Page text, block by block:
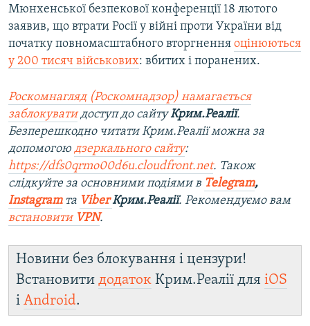
Мюнхенської безпекової конференції 18 лютого
заявив, що втрати Росії у війні проти України від
початку повномасштабного вторгнення оцінюються
у 200 тисяч військових: вбитих і поранених.
Роскомнагляд (Роскомнадзор) намагається
заблокуватидоступ до сайтуКрим.Реалії.
Безперешкодно читати Крим.Реалії можна за
допомогою дзеркального сайту:
https://dfs0qrmo00d6u.cloudfront.net. Також
слідкуйте за основними подіями в Telegram,
Instagramта ViberКрим.Реалії. Рекомендуємо вам
встановити VPN.
Новини без блокування і цензури!
Встановити додаток Крим.Реалії для iOS
і Android.